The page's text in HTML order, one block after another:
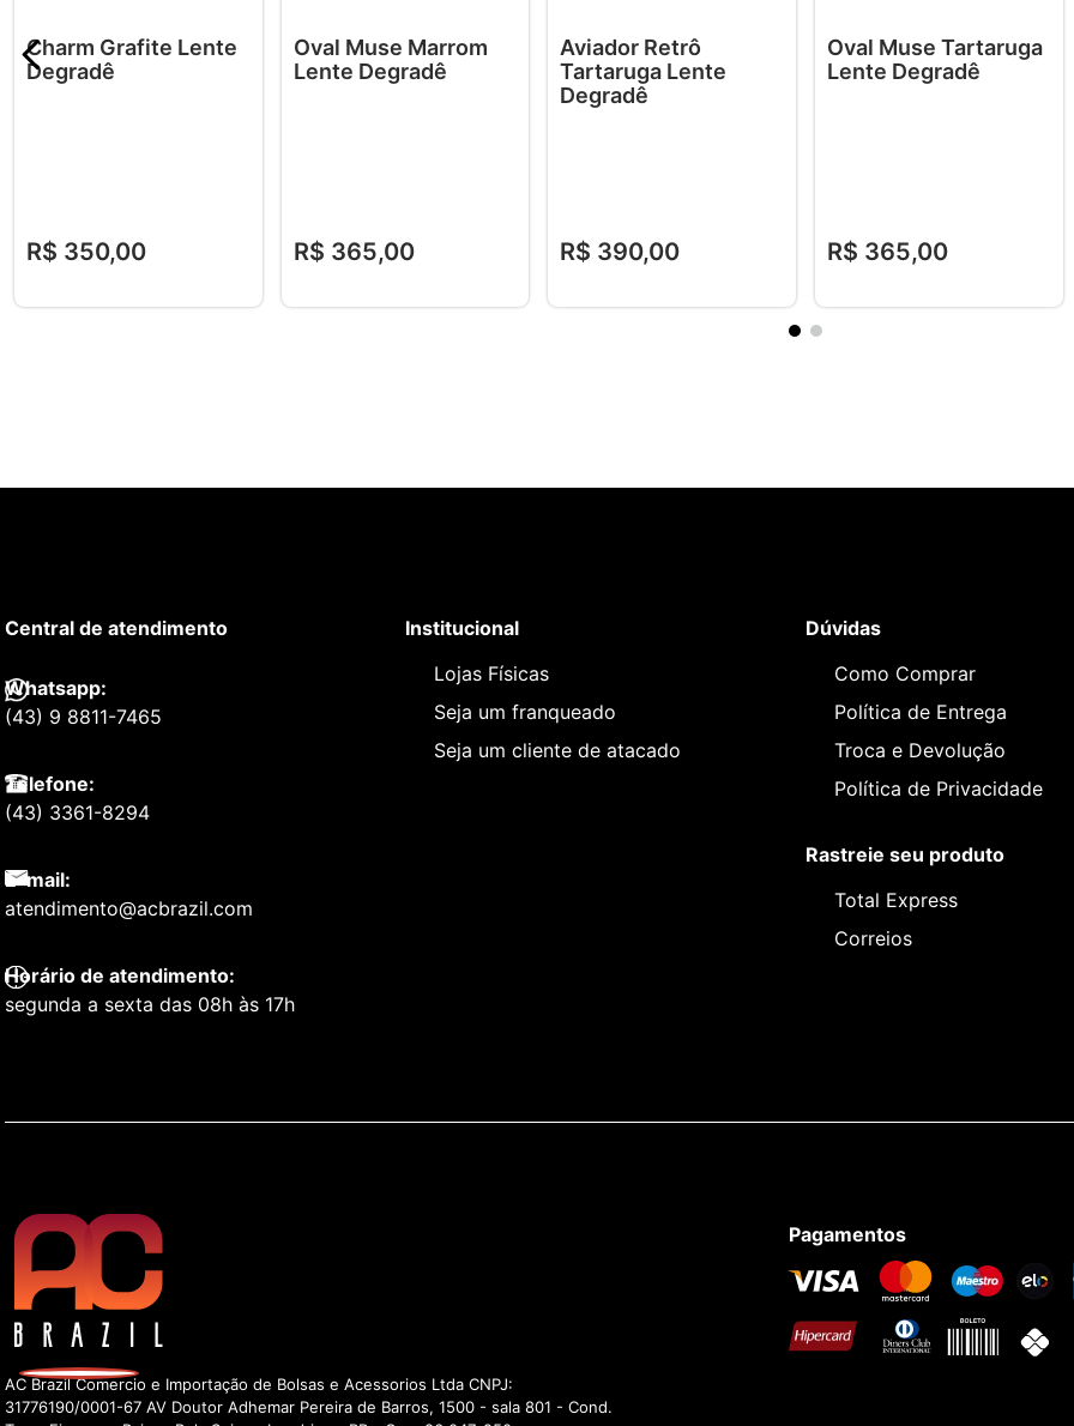
Charm Grafite Lente
Degradê
R$ 350,00
Oval Muse Marrom
Lente Degradê
R$ 365,00
Aviador Retrô
Tartaruga Lente
Degradê
R$ 390,00
Oval Muse Tartaruga
Lente Degradê
R$ 365,00
Central de atendimento
Whatsapp:
(43) 9 8811-7465
Telefone:
(43) 3361-8294
E-mail:
atendimento@acbrazil.com
Horário de atendimento:
segunda a sexta das 08h às 17h
Institucional
Lojas Físicas
Seja um franqueado
Seja um cliente de atacado
Dúvidas
Como Comprar
Política de Entrega
Troca e Devolução
Política de Privacidade
Rastreie seu produto
Total Express
Correios
AC Brazil Comercio e Importação de Bolsas e Acessorios Ltda CNPJ:
31776190/0001-67 AV Doutor Adhemar Pereira de Barros, 1500 - sala 801 - Cond.
Pagamentos